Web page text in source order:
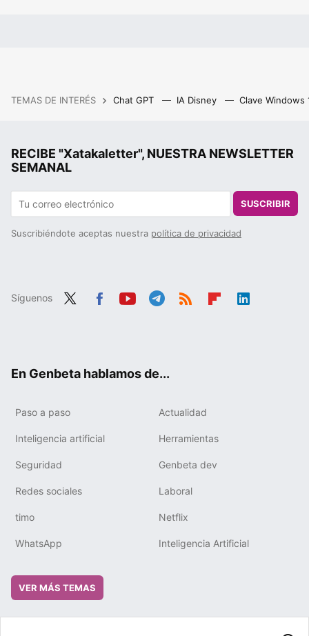
TEMAS DE INTERÉS Chat GPT IA Disney Clave Windows
RECIBE "Xatakaletter", NUESTRA NEWSLETTER
SEMANAL
SUSCRIBIR
Suscribiéndote aceptas nuestra política de privacidad
Síguenos
En Genbeta hablamos de...
Paso a paso Actualidad
Inteligencia artificial Herramientas
Seguridad Genbeta dev
Redes sociales Laboral
timo Netflix
WhatsApp Inteligencia Artificial
VER MÁS TEMAS